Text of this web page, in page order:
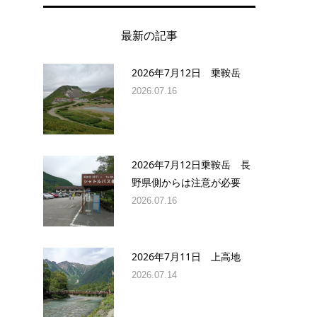
最新の記事
2026年7月12日 乗鞍岳
2026.07.16
2026年7月12日乗鞍岳 長
野県側からは注意が必要
2026.07.16
2026年7月11日 上高地
2026.07.14